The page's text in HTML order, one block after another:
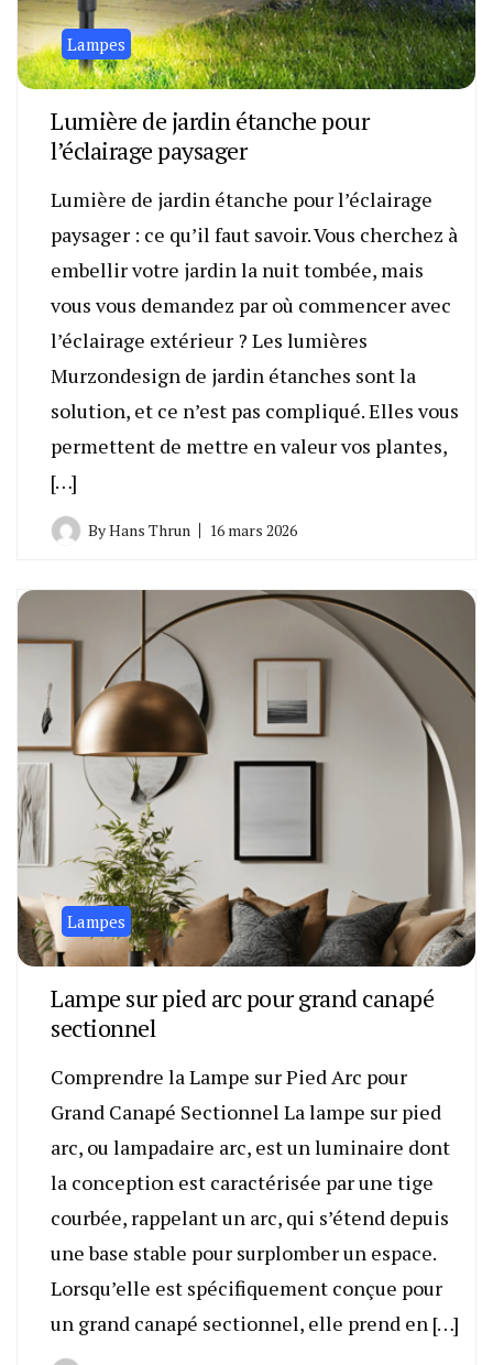
Lampes
Lumière de jardin étanche pour
l’éclairage paysager
Lumière de jardin étanche pour l’éclairage
paysager : ce qu’il faut savoir. Vous cherchez à
embellir votre jardin la nuit tombée, mais
vous vous demandez par où commencer avec
l’éclairage extérieur ? Les lumières
Murzondesign de jardin étanches sont la
solution, et ce n’est pas compliqué. Elles vous
permettent de mettre en valeur vos plantes,
[…]
ByHans Thrun 16 mars 2026
Lampes
Lampe sur pied arc pour grand canapé
sectionnel
Comprendre la Lampe sur Pied Arc pour
Grand Canapé Sectionnel La lampe sur pied
arc, ou lampadaire arc, est un luminaire dont
la conception est caractérisée par une tige
courbée, rappelant un arc, qui s’étend depuis
une base stable pour surplomber un espace.
Lorsqu’elle est spécifiquement conçue pour
un grand canapé sectionnel, elle prend en […]